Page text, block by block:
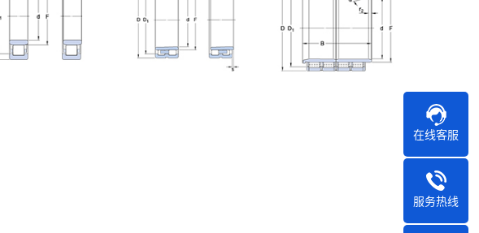
在线客服
服务热线